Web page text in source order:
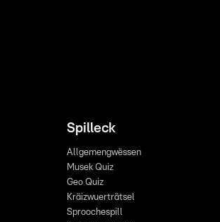
Spilleck
Allgemengwëssen
Musek Quiz
Geo Quiz
Kräizwuerträtsel
Sproochespill